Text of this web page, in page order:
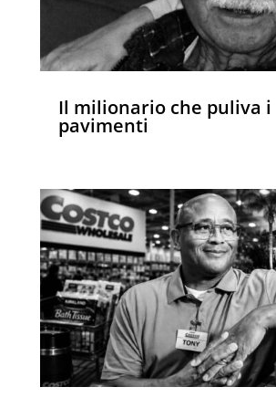
Il milionario che puliva i
pavimenti